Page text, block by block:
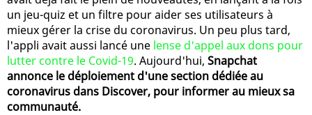
un jeu-quiz et un filtre pour aider ses utilisateurs à
mieux gérer la crise du coronavirus. Un peu plus tard,
l'appli avait aussi lancé une lense d'appel aux dons pour
lutter contre le Covid-19. Aujourd'hui, Snapchat
annonce le déploiement d'une section dédiée au
coronavirus dans Discover, pour informer au mieux sa
communauté.